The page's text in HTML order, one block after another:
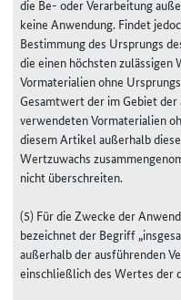
die Be- oder Verarbeitung
keine Anwendung. Findet
Bestimmung des Ursprungs
die einen höchsten
Vormaterialien ohne
Gesamtwert der im Gebiet
verwendeten Vormaterialien
diesem Artikel außerhalb
Wertzuwachs
nicht überschreiten.
(5) Für die Zwecke der
bezeichnet der Begriff
außerhalb der ausführenden
einschließlich des Wertes der